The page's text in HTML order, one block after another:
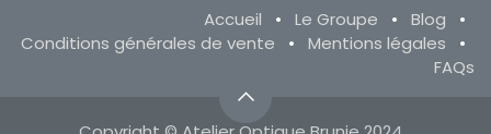
Accueil • Le Groupe • Blog
•
Conditions générales de vente
• Mentions légales
•
FAQs